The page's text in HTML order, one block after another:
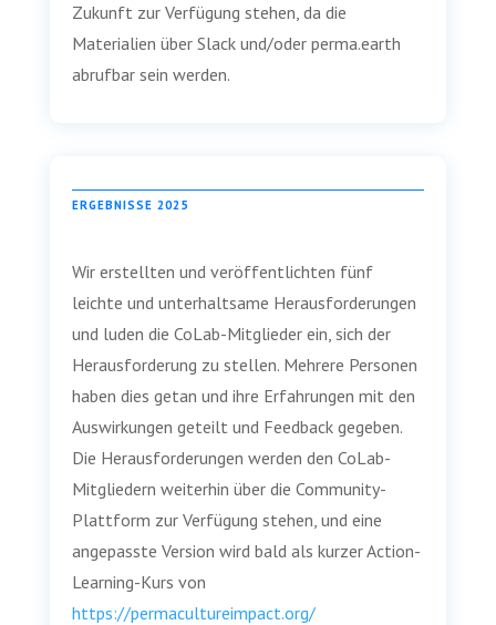
Zukunft zur Verfügung stehen, da die
Materialien über Slack und/oder perma.earth
abrufbar sein werden.
ERGEBNISSE 2025
Wir erstellten und veröffentlichten fünf
leichte und unterhaltsame Herausforderungen
und luden die CoLab-Mitglieder ein, sich der
Herausforderung zu stellen. Mehrere Personen
haben dies getan und ihre Erfahrungen mit den
Auswirkungen geteilt und Feedback gegeben.
Die Herausforderungen werden den CoLab-
Mitgliedern weiterhin über die Community-
Plattform zur Verfügung stehen, und eine
angepasste Version wird bald als kurzer Action-
Learning-Kurs von
https://permacultureimpact.org/